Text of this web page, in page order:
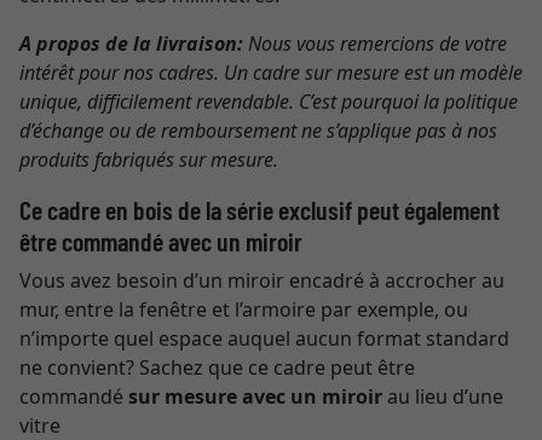
A propos de la livraison: Nous vous remercions de votre
intérêt pour nos cadres. Un cadre sur mesure est un modèle
unique, difficilement revendable. C’est pourquoi la politique
d’échange ou de remboursement ne s’applique pas à nos
produits fabriqués sur mesure.
Ce cadre en bois de la série exclusif peut également
être commandé avec un miroir
Vous avez besoin d’un miroir encadré à accrocher au
mur, entre la fenêtre et l’armoire par exemple, ou
n’importe quel espace auquel aucun format standard
ne convient? Sachez que ce cadre peut être
commandé sur mesure avec un miroir au lieu d’une
vitre